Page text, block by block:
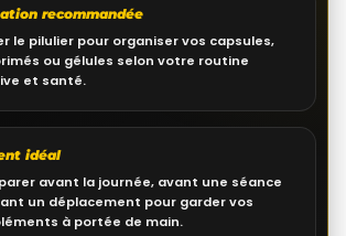
recommandée
le pilulier pour organiser vos capsules,
ou gélules selon votre routine
et santé.
idéal
avant la journée, avant une séance
un déplacement pour garder vos
à portée de main.